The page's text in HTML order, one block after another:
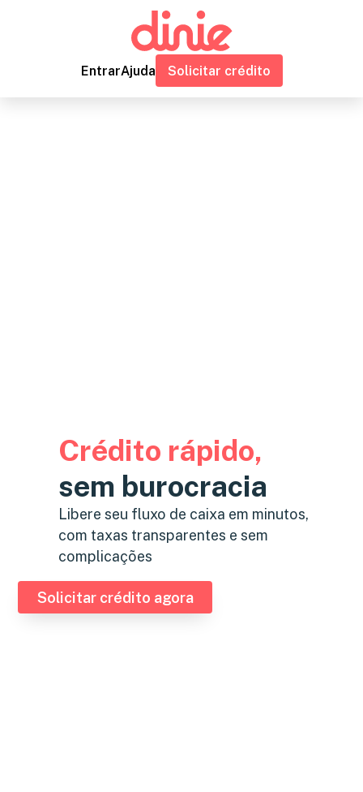
EntrarAjuda Solicitar crédito
Crédito rápido,
sem burocracia
Libere seu fluxo de caixa em minutos,
com taxas transparentes e sem
complicações
Solicitar crédito agora